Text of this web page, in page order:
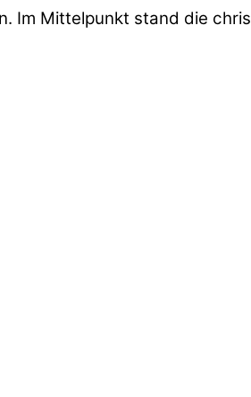
Im Mittelpunkt stand die